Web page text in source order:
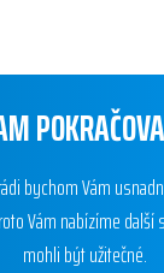
bychom Vám
Vám nabízíme další
mohli být užitečné.